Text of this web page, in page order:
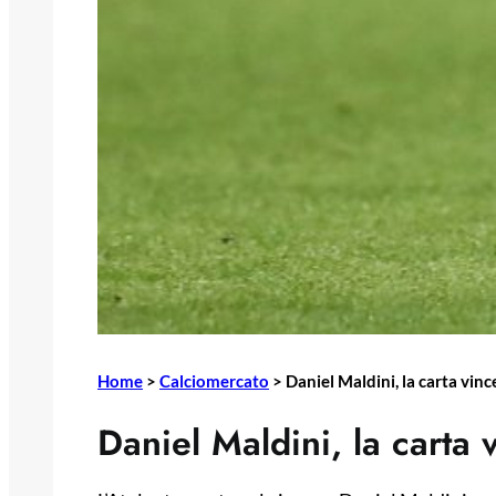
Home > Calciomercato > Daniel Maldini, la carta
Daniel Maldini, la carta